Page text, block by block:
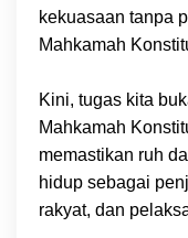
kekuasaan tanpa
Mahkamah
Kini, tugas kita
Mahkamah
memastikan ruh
hidup sebagai
rakyat, dan